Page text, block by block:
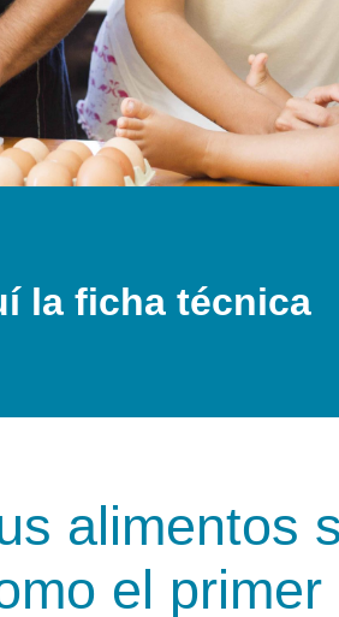
la ficha técnica
alimentos
el primer